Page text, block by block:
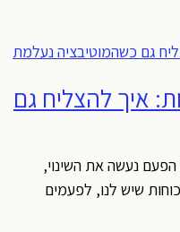
איך להצליח גם
נעשה את השינוי,
שיש לנו, לפעמים